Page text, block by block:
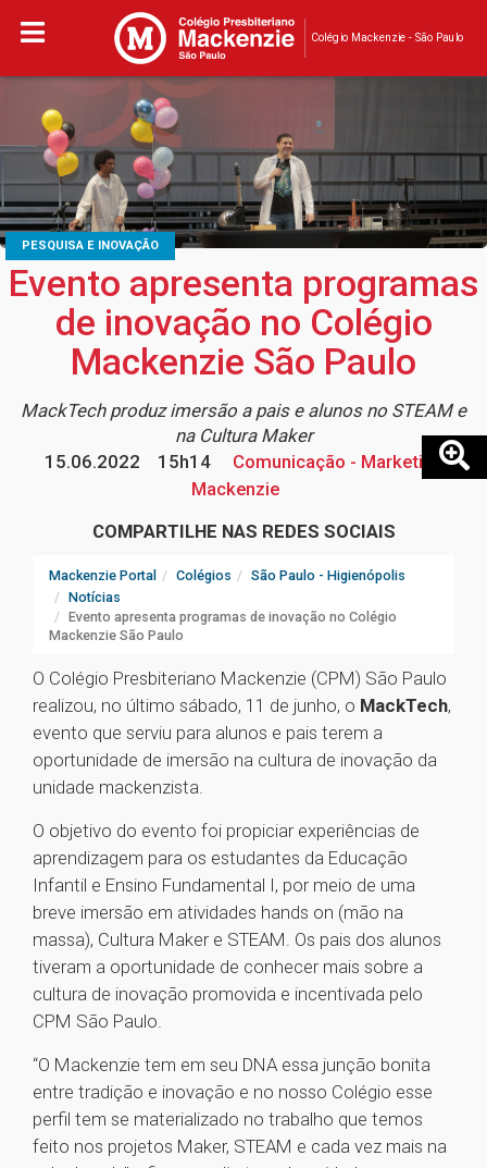
Colégio Mackenzie - São Paulo
PESQUISA E INOVAÇÃO
Evento apresenta programas
de inovação no Colégio
Mackenzie São Paulo
MackTech produz imersão a pais e alunos no STEAM e
na Cultura Maker
15.06.2022
15h14
Comunicação - Marketing
Mackenzie
COMPARTILHE NAS REDES SOCIAIS
Mackenzie Portal Colégios
São Paulo - Higienópolis
Notícias
Evento apresenta programas de inovação no Colégio
Mackenzie São Paulo
O Colégio Presbiteriano Mackenzie (CPM) São Paulo
realizou, no último sábado, 11 de junho, o MackTech,
evento que serviu para alunos e pais terem a
oportunidade de imersão na cultura de inovação da
unidade mackenzista.
O objetivo do evento foi propiciar experiências de
aprendizagem para os estudantes da Educação
Infantil e Ensino Fundamental I, por meio de uma
breve imersão em atividades hands on (mão na
massa), Cultura Maker e STEAM. Os pais dos alunos
tiveram a oportunidade de conhecer mais sobre a
cultura de inovação promovida e incentivada pelo
CPM São Paulo.
“O Mackenzie tem em seu DNA essa junção bonita
entre tradição e inovação e no nosso Colégio esse
perfil tem se materializado no trabalho que temos
feito nos projetos Maker, STEAM e cada vez mais na